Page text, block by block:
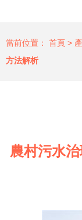
當前位置： 首頁 >
方法解析
農村污水